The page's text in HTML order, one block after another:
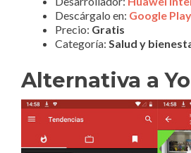
Descárgalo en: Google Play
Precio: Gratis
Categoría: Salud y
Alternativa a